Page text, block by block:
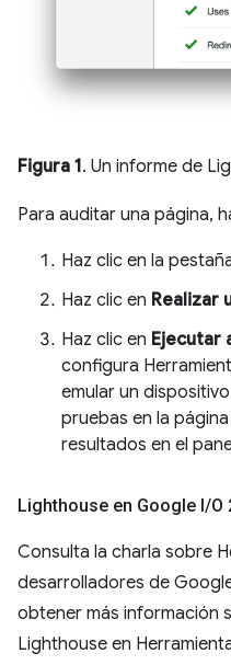
Figura 1. Un informe de
Para auditar una página,
Haz clic en la
Haz clic en Realizar
Haz clic en Ejecutar
configura
emular un
pruebas en la
resultados en el
Lighthouse en Google I/O
Consulta la charla sobre
desarrolladores de
obtener más información
Lighthouse en